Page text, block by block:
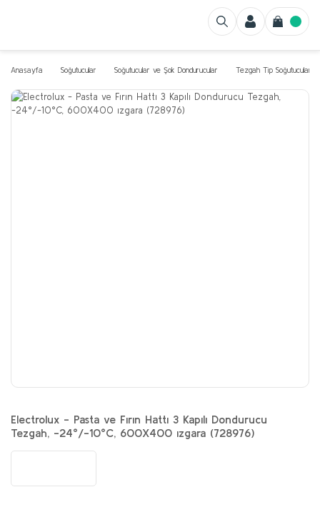
Anasayfa Soğutucular Soğutucular ve Şok Dondurucular Tezgah Tip Soğutucular
Electrolux - Pasta ve Fırın Hattı 3 Kapılı Dondurucu
Tezgah, -24°/-10°C, 600X400 ızgara (728976)